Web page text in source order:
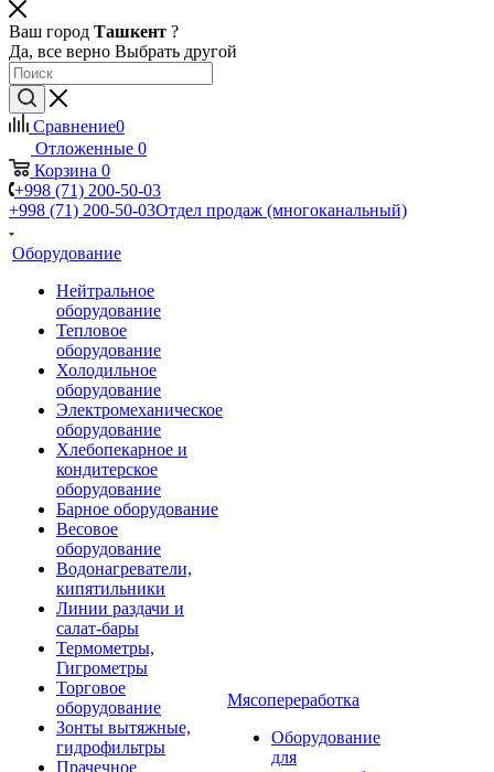
Ваш город Ташкент ?
Да, все верно Выбрать другой
Сравнение0
Отложенные 0
Корзина 0
+998 (71) 200-50-03
+998 (71) 200-50-03Отдел продаж (многоканальный)
Оборудование
Нейтральное
оборудование
Тепловое
оборудование
Холодильное
оборудование
Электромеханическое
оборудование
Хлебопекарное и
кондитерское
оборудование
Барное оборудование
Весовое
оборудование
Водонагреватели,
кипятильники
Линии раздачи и
салат-бары
Термометры,
Гигрометры
Торговое
оборудование
Зонты вытяжные,
гидрофильтры
Прачечное
Мясопереработка
Оборудование
для